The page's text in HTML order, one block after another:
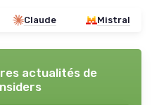
Claude Mistral
actualités de